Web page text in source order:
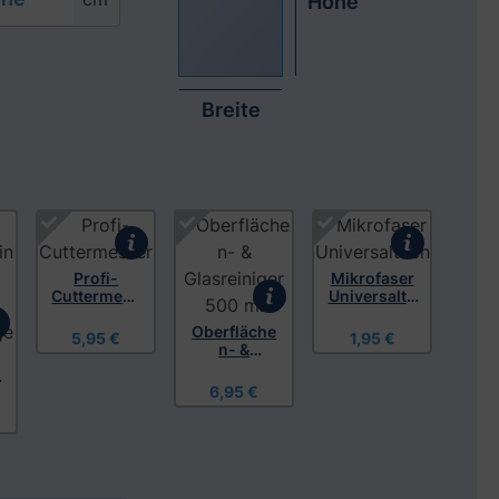
Breite
Profi-
Cuttermess
5,95 €
Oberfläche
n- &
r 500 ml
6,95 €
Mikrofaser
Universaltu
1,95 €